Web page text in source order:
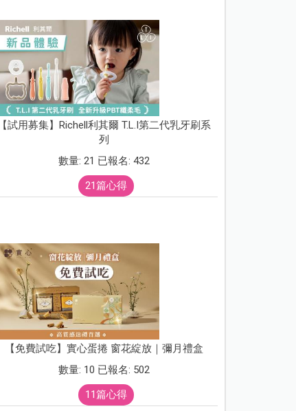
【試用募集】Richell利其爾 T.L.I第二代乳牙刷系
列
數量: 21 已報名: 432
21篇心得
【免費試吃】實心蛋捲 窗花綻放｜彌月禮盒
數量: 10 已報名: 502
11篇心得